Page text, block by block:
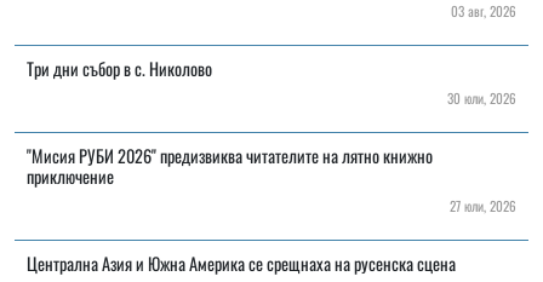
03 авг, 2026
Три дни събор в с. Николово
30 юли, 2026
"Мисия РУБИ 2026" предизвиква читателите на лятно книжно
приключение
27 юли, 2026
Централна Азия и Южна Америка се срещнаха на русенска сцена